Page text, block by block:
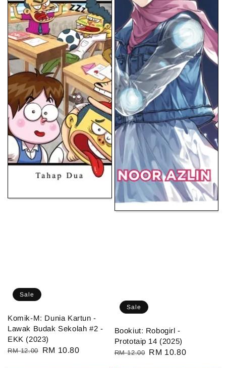
Sale
Komik-M: Dunia Kartun -
Lawak Budak Sekolah #2 -
EKK (2023)
Regular
RM 12.00
Sale
RM 10.80
Sale
Bookiut: Robogirl -
Prototaip 14 (2025)
Regular
RM 12.00 Sale
RM 10.80